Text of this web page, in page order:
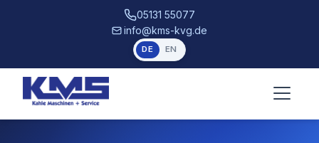
05131 55077
info@kms-kvg.de
DE EN